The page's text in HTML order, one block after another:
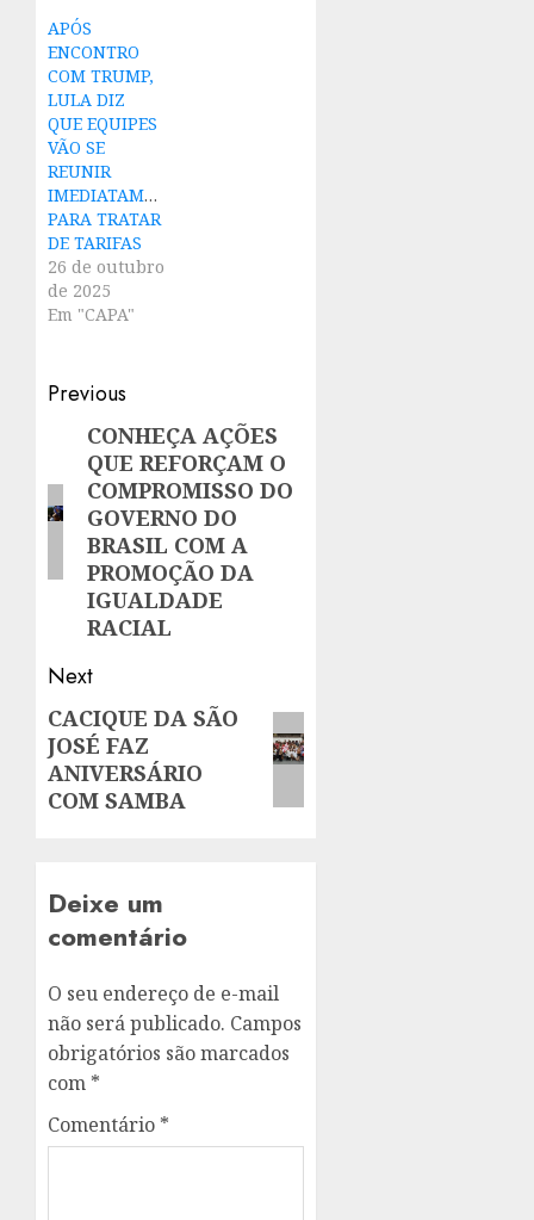
APÓS
ENCONTRO
COM TRUMP,
LULA DIZ
QUE EQUIPES
VÃO SE
REUNIR
IMEDIATAMENTE
PARA TRATAR
DE TARIFAS
26 de outubro
de 2025
Em "CAPA"
Post
navigation
Previous
Previous
post:
CONHEÇA AÇÕES
QUE REFORÇAM O
COMPROMISSO DO
GOVERNO DO
BRASIL COM A
PROMOÇÃO DA
IGUALDADE
RACIAL
Next
Next
post:
CACIQUE DA SÃO
JOSÉ FAZ
ANIVERSÁRIO
COM SAMBA
Deixe um
comentário
O seu endereço de e-mail
não será publicado. Campos
obrigatórios são marcados
com *
Comentário *